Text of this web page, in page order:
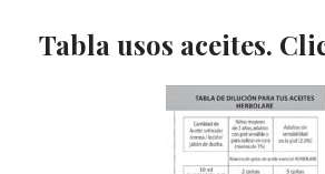
Tabla usos aceites.